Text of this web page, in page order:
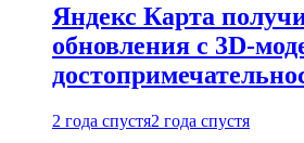
Яндекс Карта
обновления с 3D-
2 года спустя2 года спустя